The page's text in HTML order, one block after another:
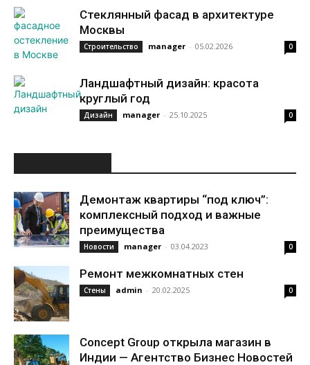
Стеклянный фасад в архитектуре
Москвы
Строительство manager - 05.02.2026 0
Ландшафтный дизайн: красота
круглый год
Дизайн manager - 25.10.2025 0
Демонтаж квартиры “под ключ”:
комплексный подход и важные
преимущества
Новости manager - 03.04.2023 0
Ремонт межкомнатных стен
Стены admin - 20.02.2025 0
Concept Group открыла магазин в
Индии — Агентство Бизнес Новостей